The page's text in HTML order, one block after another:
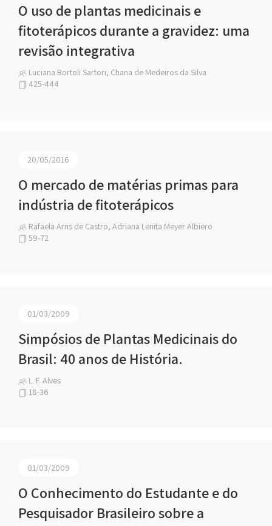
O uso de plantas medicinais e
fitoterápicos durante a gravidez: uma
revisão integrativa
Luciana Bortoli Sartori, Chana de Medeiros da Silva
425-444
20/05/2016
O mercado de matérias primas para
indústria de fitoterápicos
Rafaela Arns de Castro, Adriana Lenita Meyer Albiero
59-72
01/03/2009
Simpósios de Plantas Medicinais do
Brasil: 40 anos de História.
L. F. Alves
18-36
01/03/2009
O Conhecimento do Estudante e do
Pesquisador Brasileiro sobre a